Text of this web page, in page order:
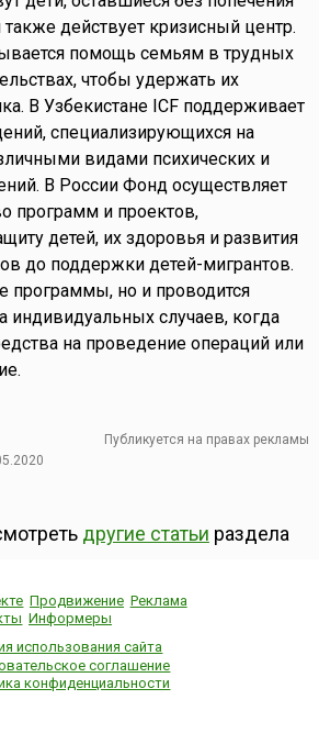
действует кризисный центр.
помощь семьям в трудных
чтобы удержать их
В Узбекистане ICF поддерживает
специализирующихся на
видами психических и
В России Фонд осуществляет
программ и проектов,
детей, их здоровья и развития
до поддержки детей-мигрантов.
программы, но и проводится
индивидуальных случаев, когда
на проведение операций или
Публикуется на правах рекламы
другие статьи раздела
Продвижение Реклама
Информеры
использования сайта
соглашение
конфиденциальности